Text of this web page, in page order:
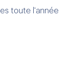
toute l'année